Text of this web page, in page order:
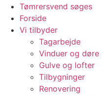
Tømrersvend søges
Forside
Vi tilbyder
Tagarbejde
Vinduer og døre
Gulve og lofter
Tilbygninger
Renovering